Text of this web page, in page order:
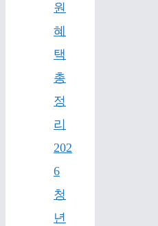
원
혜
택
총
정
리
202
6
청
년